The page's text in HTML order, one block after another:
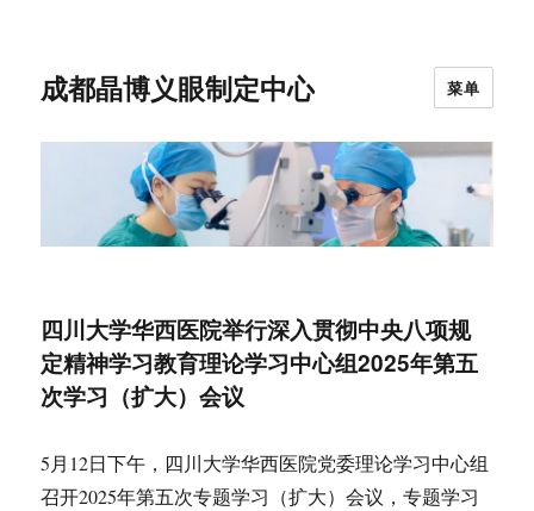
成都晶博义眼制定中心 菜单
四川大学华西医院举行深入贯彻中央八项规
定精神学习教育理论学习中心组2025年第五
次学习（扩大）会议
5月12日下午，四川大学华西医院党委理论学习中心组
召开2025年第五次专题学习（扩大）会议，专题学习